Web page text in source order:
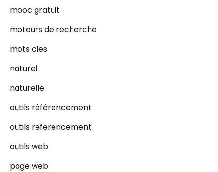
mooc gratuit
moteurs de recherche
mots cles
naturel
naturelle
outils référencement
outils referencement
outils web
page web